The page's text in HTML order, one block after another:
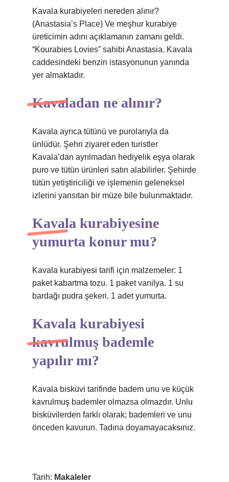
Kavala kurabiyeleri nereden alınır?
(Anastasia’s Place) Ve meşhur kurabiye
üreticimin adını açıklamanın zamanı geldi.
“Kourabies Lovies” sahibi Anastasia. Kavala
caddesindeki benzin istasyonunun yanında
yer almaktadır.
Kavaladan ne alınır?
Kavala ayrıca tütünü ve purolarıyla da
ünlüdür. Şehri ziyaret eden turistler
Kavala’dan ayrılmadan hediyelik eşya olarak
puro ve tütün ürünleri satın alabilirler. Şehirde
tütün yetiştiriciliği ve işlemenin geleneksel
izlerini yansıtan bir müze bile bulunmaktadır.
Kavala kurabiyesine
yumurta konur mu?
Kavala kurabiyesi tarifi için malzemeler: 1
paket kabartma tozu. 1 paket vanilya. 1 su
bardağı pudra şekeri. 1 adet yumurta.
Kavala kurabiyesi
kavrulmuş bademle
yapılır mı?
Kavala bisküvi tarifinde badem unu ve küçük
kavrulmuş bademler olmazsa olmazdır. Unlu
bisküvilerden farklı olarak; bademleri ve unu
önceden kavurun. Tadına doyamayacaksınız.
Tarih: Makaleler